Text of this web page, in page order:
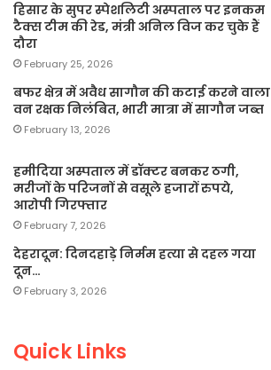
हिसार के सुपर स्पेशलिटी अस्पताल पर इनकम
टैक्स टीम की रेड, मंत्री अनिल विज कर चुके हैं
दौरा
February 25, 2026
बफर क्षेत्र में अवैध सागौन की कटाई करने वाला
वन रक्षक निलंबित, भारी मात्रा में सागौन जब्त
February 13, 2026
हमीदिया अस्पताल में डॉक्टर बनकर ठगी,
मरीजों के परिजनों से वसूले हजारों रुपये,
आरोपी गिरफ्तार
February 7, 2026
देहरादून: दिनदहाड़े निर्मम हत्या से दहल गया
दून…
February 3, 2026
Quick Links